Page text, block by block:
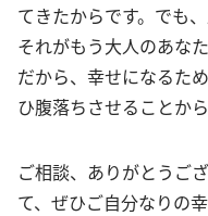
てきたからです。でも
それがもう大人のあな
だから、幸せになるた
ひ腹落ちさせることか
ご相談、ありがとうご
て、ぜひご自分なりの